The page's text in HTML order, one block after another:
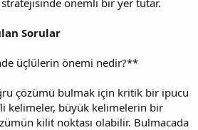
Sorular
üçlülerin önemi nedir?**
çözümü bulmak için kritik bir ipucu
kelimeler, büyük kelimelerin bir
kilit noktası olabilir. Bulmacada